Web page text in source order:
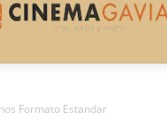
Formato Estandar